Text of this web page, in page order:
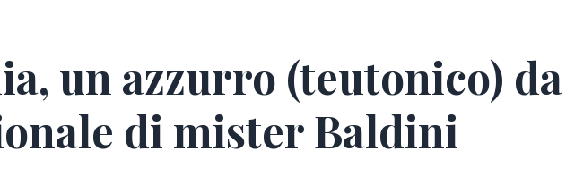
un azzurro (teutonico)
di mister Baldini